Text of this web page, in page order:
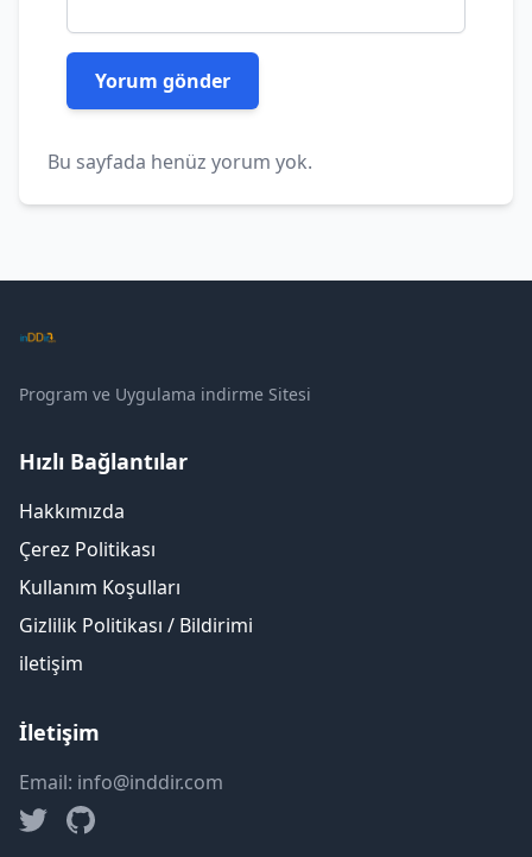
Bu sayfada henüz yorum yok.
Program ve Uygulama indirme Sitesi
Hızlı Bağlantılar
Hakkımızda
Çerez Politikası
Kullanım Koşulları
Gizlilik Politikası / Bildirimi
iletişim
İletişim
Email: info@inddir.com